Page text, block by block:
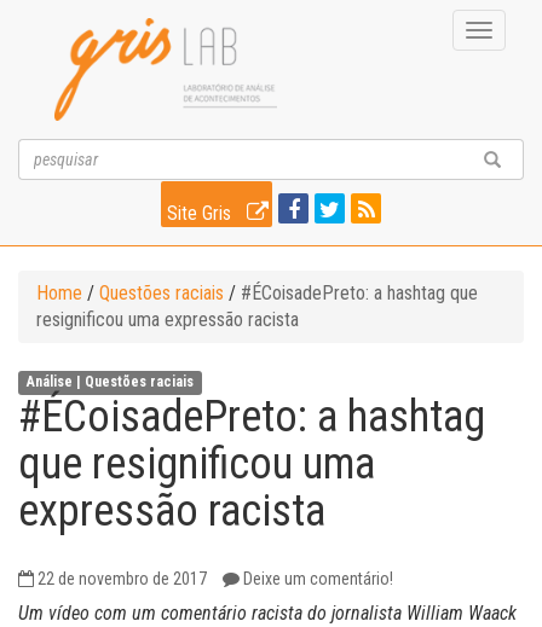
Toggle
Site Gris
Home / Questões raciais / #ÉCoisadePreto: a hashtag que
resignificou uma expressão racista
Análise | Questões raciais
#ÉCoisadePreto: a hashtag
que resignificou uma
expressão racista
22 de novembro de 2017 Deixe um comentário!
Um vídeo com um comentário racista do jornalista William Waack